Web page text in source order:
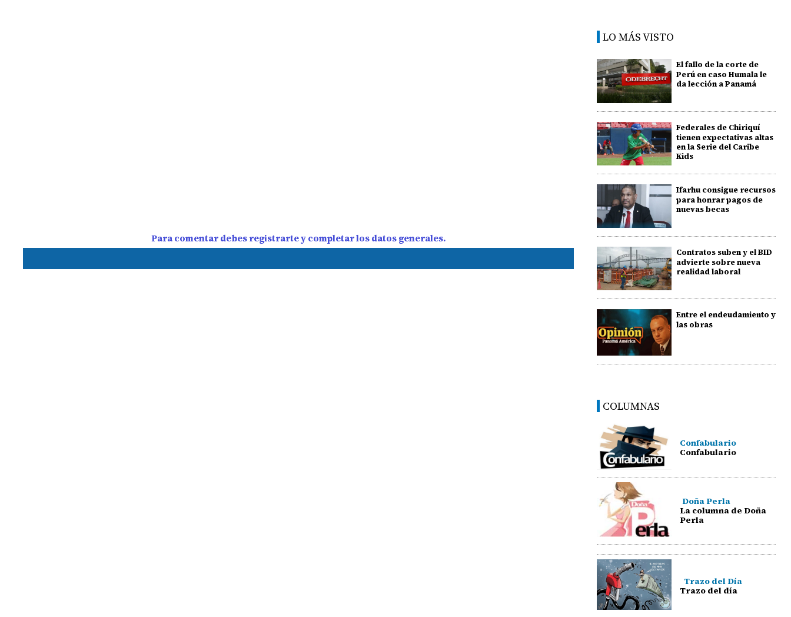
Para comentar debes registrarte y completar los datos generales.
LO MÁS VISTO
El fallo de la corte de
Perú en caso Humala le
da lección a Panamá
Federales de Chiriquí
tienen expectativas altas
en la Serie del Caribe
Kids
Ifarhu consigue recursos
para honrar pagos de
nuevas becas
Contratos suben y el BID
advierte sobre nueva
realidad laboral
Entre el endeudamiento y
las obras
COLUMNAS
Confabulario
Confabulario
Doña Perla
La columna de Doña
Perla
Trazo del Día
Trazo del día